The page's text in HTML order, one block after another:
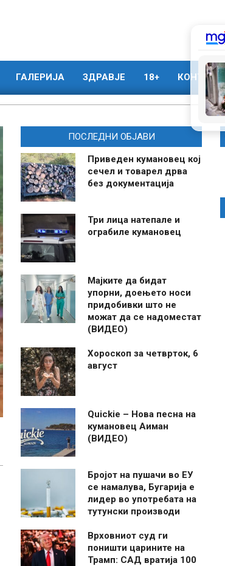
ГАЛЕРИЈА ЗДРАВЈЕ 18+ КОНТАКТ
ПОСЛЕДНИ ОБЈАВИ
Приведен кумановец кој
сечел и товарел дрва
без документација
Три лица натепале и
ограбиле кумановец
Мајките да бидат
упорни, доењето носи
придобивки што не
можат да се надоместат
(ВИДЕО)
Хороскоп за четврток, 6
август
Quickie – Нова песна на
кумановец Аиман
(ВИДЕО)
Бројот на пушачи во ЕУ
се намалува, Бугарија е
лидер во употребата на
тутунски производи
Врховниот суд ги
поништи царините на
Трамп: САД вратија 100